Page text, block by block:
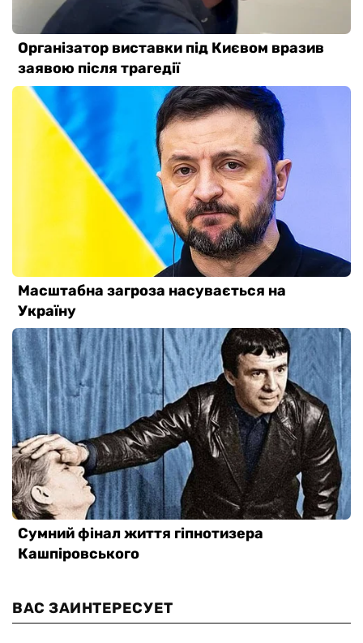
ВАС ЗАИНТЕРЕСУЕТ